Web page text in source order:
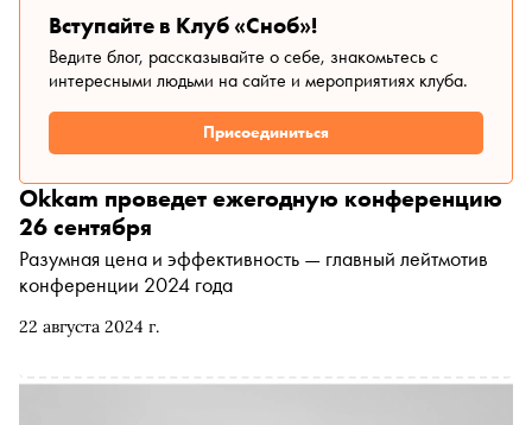
Вступайте в Клуб «Сноб»!
Ведите блог, рассказывайте о себе, знакомьтесь с
интересными людьми на сайте и мероприятиях клуба.
Присоединиться
22 августа 2024 г.
Okkam проведет ежегодную конференцию
26 сентября
Разумная цена и эффективность — главный лейтмотив
конференции 2024 года